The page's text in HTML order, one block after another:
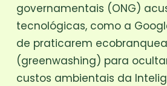
governamentais (ONG)
tecnológicas, como a
de praticarem
(greenwashing) para
custos ambientais da